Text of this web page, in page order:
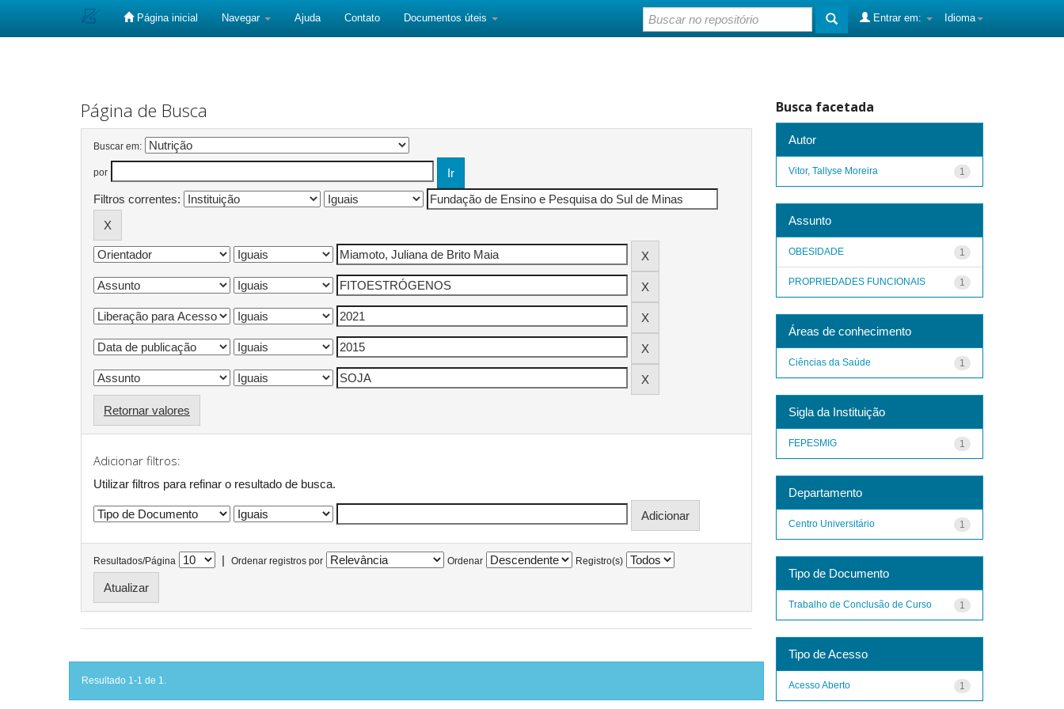
Página inicial Navegar Ajuda Contato Documentos úteis Idioma
Entrar em:
Página de Busca
Buscar em:
por
Filtros correntes:
Retornar valores
Adicionar filtros:
Utilizar filtros para refinar o resultado de busca.
Resultados/Página | Ordenar registros por Ordenar Registro(s)
Resultado 1-1 de 1.
Busca facetada
Autor
1
Vitor, Tallyse Moreira
Assunto
1
OBESIDADE
1
PROPRIEDADES FUNCIONAIS
Áreas de conhecimento
1
Ciências da Saúde
Sigla da Instituição
1
FEPESMIG
Departamento
1
Centro Universitário
Tipo de Documento
1
Trabalho de Conclusão de Curso
Tipo de Acesso
1
Acesso Aberto